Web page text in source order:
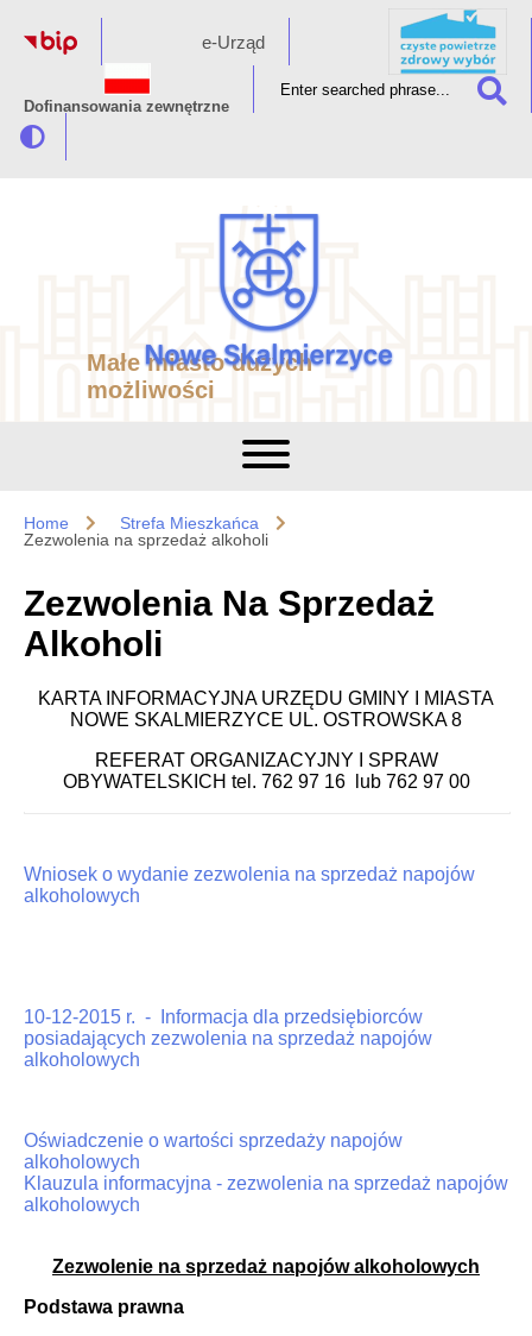
e-Urząd
Dofinansowania zewnętrzne
Małe miasto dużych
możliwości
Home
Strefa Mieszkańca
Zezwolenia na sprzedaż alkoholi
Zezwolenia Na Sprzedaż
Alkoholi
KARTA INFORMACYJNA URZĘDU GMINY I MIASTA
NOWE SKALMIERZYCE UL. OSTROWSKA 8
REFERAT ORGANIZACYJNY I SPRAW
OBYWATELSKICH tel. 762 97 16 lub 762 97 00
Wniosek o wydanie zezwolenia na sprzedaż napojów
alkoholowych
10-12-2015 r. - Informacja dla przedsiębiorców
posiadających zezwolenia na sprzedaż napojów
alkoholowych
Oświadczenie o wartości sprzedaży napojów
alkoholowych
Klauzula informacyjna - zezwolenia na sprzedaż napojów
alkoholowych
Zezwolenie na sprzedaż napojów alkoholowych
Podstawa prawna